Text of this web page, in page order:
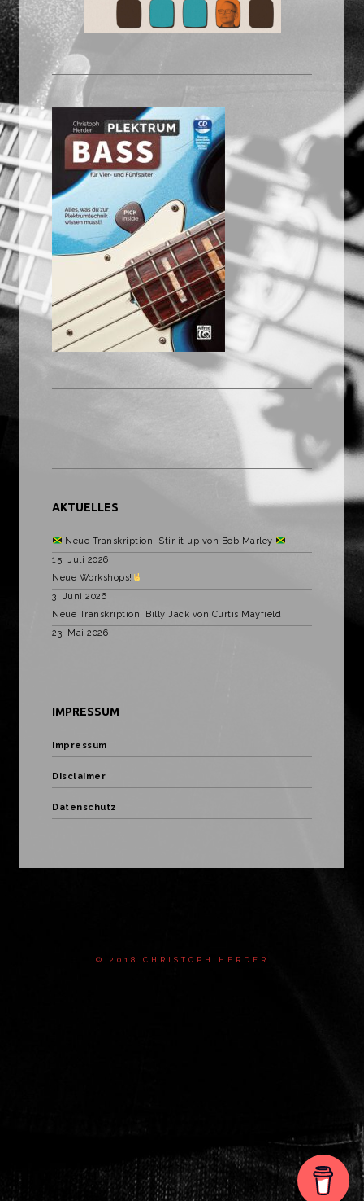
AKTUELLES
Neue Transkription: Stir it up von Bob Marley
15. Juli 2026
Neue Workshops!
3. Juni 2026
Neue Transkription: Billy Jack von Curtis Mayfield
23. Mai 2026
IMPRESSUM
Impressum
Disclaimer
Datenschutz
© 2018 CHRISTOPH HERDER